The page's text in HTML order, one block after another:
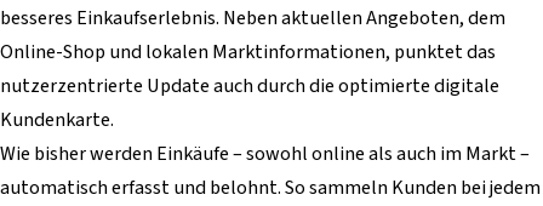
besseres Einkaufserlebnis. Neben aktuellen Angeboten, dem
Online-Shop und lokalen Marktinformationen, punktet das
nutzerzentrierte Update auch durch die optimierte digitale
Kundenkarte.
Wie bisher werden Einkäufe – sowohl online als auch im Markt –
automatisch erfasst und belohnt. So sammeln Kunden bei jedem